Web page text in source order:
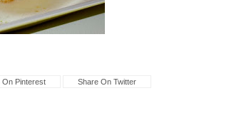
On Pinterest Share On Twitter